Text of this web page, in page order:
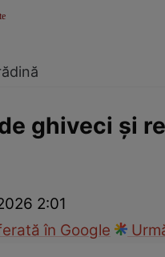
ghiveci şi
2:01
în Google